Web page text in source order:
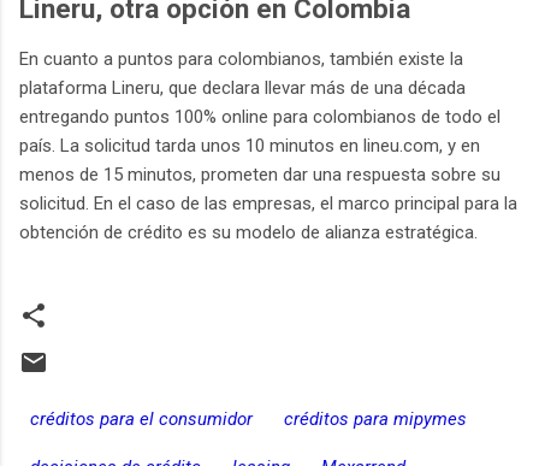
Lineru, otra opción en Colombia
En cuanto a puntos para colombianos, también existe la
plataforma Lineru, que declara llevar más de una década
entregando puntos 100% online para colombianos de todo el
país. La solicitud tarda unos 10 minutos en lineu.com, y en
menos de 15 minutos, prometen dar una respuesta sobre su
solicitud. En el caso de las empresas, el marco principal para la
obtención de crédito es su modelo de alianza estratégica.
créditos para el consumidor créditos para mipymes